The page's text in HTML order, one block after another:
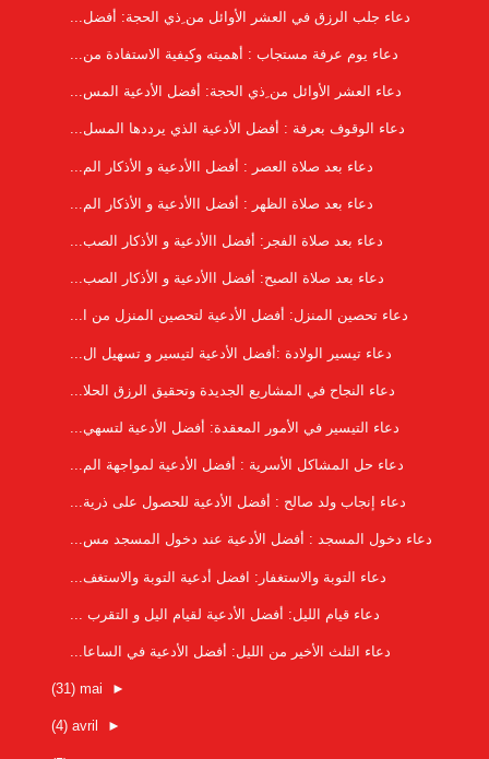
دعاء جلب الرزق في العشر الأوائل من ِذي الحجة: أفضل...
دعاء يوم عرفة مستجاب : أهميته وكيفية الاستفادة من...
دعاء العشر الأوائل من ِذي الحجة: أفضل الأدعية المس...
دعاء الوقوف بعرفة : أفضل الأدعية الذي يرددها المسل...
دعاء بعد صلاة العصر : أفضل االأدعية و الأذكار الم...
دعاء بعد صلاة الظهر : أفضل االأدعية و الأذكار الم...
دعاء بعد صلاة الفجر: أفضل االأدعية و الأذكار الصب...
دعاء بعد صلاة الصبح: أفضل االأدعية و الأذكار الصب...
دعاء تحصين المنزل: أفضل الأدعية لتحصين المنزل من ا...
دعاء تيسير الولادة :أفضل الأدعية لتيسير و تسهيل ال...
دعاء النجاح في المشاريع الجديدة وتحقيق الرزق الحلا...
دعاء التيسير في الأمور المعقدة: أفضل الأدعية لتسهي...
دعاء حل المشاكل الأسرية : أفضل الأدعية لمواجهة الم...
دعاء إنجاب ولد صالح : أفضل الأدعية للحصول على ذرية...
دعاء دخول المسجد : أفضل الأدعية عند دخول المسجد مس...
دعاء التوبة والاستغفار: افضل أدعية التوبة والاستغف...
دعاء قيام الليل: أفضل الأدعية لقيام اليل و التقرب ...
دعاء الثلث الأخير من الليل: أفضل الأدعية في الساعا...
►
mai
(31)
►
avril
(4)